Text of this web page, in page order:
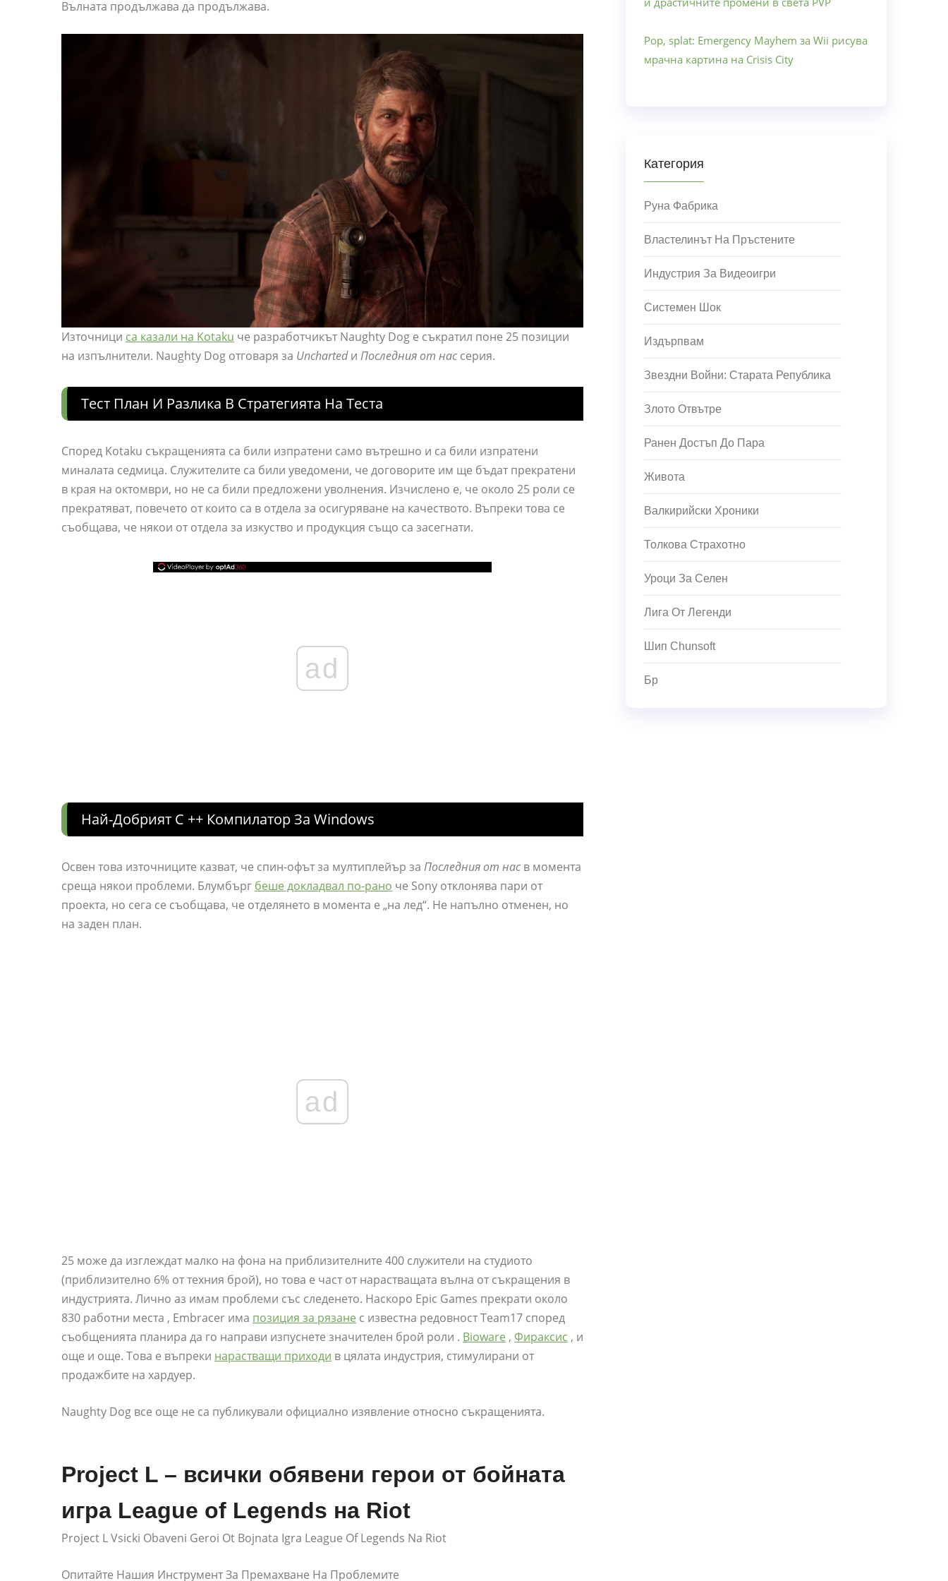
Вълната продължава да продължава.
Източници са казали на Kotaku че разработчикът Naughty Dog е съкратил поне 25 позиции
на изпълнители. Naughty Dog отговаря за Unchartedи Последния от нас серия.
Тест План И Разлика В Стратегията На Теста
Според Kotaku съкращенията са били изпратени само вътрешно и са били изпратени
миналата седмица. Служителите са били уведомени, че договорите им ще бъдат прекратени
в края на октомври, но не са били предложени уволнения. Изчислено е, че около 25 роли се
прекратяват, повечето от които са в отдела за осигуряване на качеството. Въпреки това се
съобщава, че някои от отдела за изкуство и продукция също са засегнати.
ad
Най-Добрият C ++ Компилатор За Windows
Освен това източниците казват, че спин-офът за мултиплейър за Последния от нас в момента
среща някои проблеми. Блумбърг беше докладвал по-рано че Sony отклонява пари от
проекта, но сега се съобщава, че отделянето в момента е „на лед“. Не напълно отменен, но
на заден план.
ad
25 може да изглеждат малко на фона на приблизителните 400 служители на студиото
(приблизително 6% от техния брой), но това е част от нарастващата вълна от съкращения в
индустрията. Лично аз имам проблеми със следенето. Наскоро Epic Games прекрати около
830 работни места , Embracer има позиция за рязане с известна редовност Team17 според
съобщенията планира да го направи изпуснете значителен брой роли . Bioware , Фираксис , и
още и още. Това е въпреки нарастващи приходи в цялата индустрия, стимулирани от
продажбите на хардуер.
Naughty Dog все още не са публикували официално изявление относно съкращенията.
Project L – всички обявени герои от бойната
игра League of Legends на Riot
Project L Vsicki Obaveni Geroi Ot Bojnata Igra League Of Legends Na Riot
Опитайте Нашия Инструмент За Премахване На Проблемите
Pop, splat: Emergency Mayhem за Wii рисува
мрачна картина на Crisis City
Категория
Руна Фабрика
Властелинът На Пръстените
Индустрия За Видеоигри
Системен Шок
Издърпвам
Звездни Войни: Старата Република
Злото Отвътре
Ранен Достъп До Пара
Живота
Валкирийски Хроники
Толкова Страхотно
Уроци За Селен
Лига От Легенди
Шип Chunsoft
Бр